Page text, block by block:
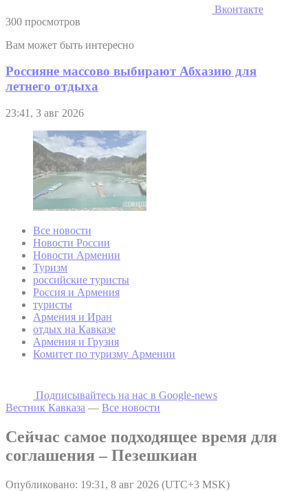
Вконтакте
300 просмотров
Вам может быть интересно
Россияне массово выбирают Абхазию для
летнего отдыха
23:41, 3 авг 2026
Все новости
Новости России
Новости Армении
Туризм
российские туристы
Россия и Армения
туристы
Армения и Иран
отдых на Кавказе
Армения и Грузия
Комитет по туризму Армении
Подписывайтесь на наc в Google-news
Вестник Кавказа — Все новости
Сейчас самое подходящее время для
соглашения – Пезешкиан
Опубликовано: 19:31, 8 авг 2026 (UTC+3 MSK)